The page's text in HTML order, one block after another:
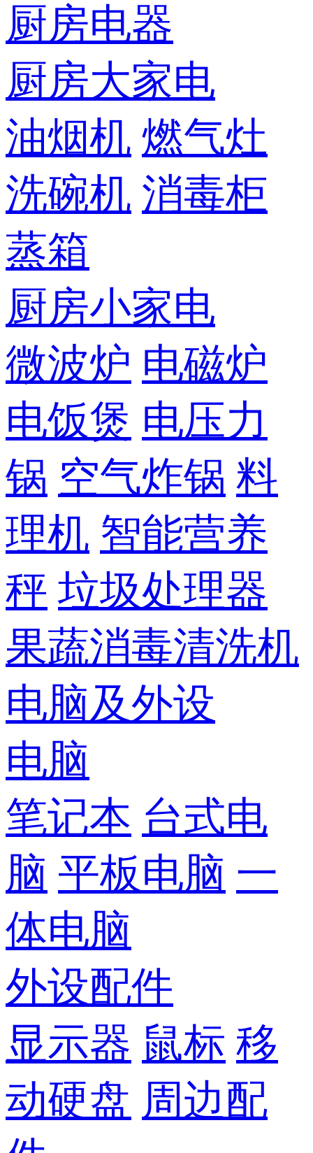
厨房电器
厨房大家电
油烟机 燃气灶
洗碗机 消毒柜
蒸箱
厨房小家电
微波炉 电磁炉
电饭煲 电压力
锅 空气炸锅 料
理机 智能营养
秤 垃圾处理器
果蔬消毒清洗机
电脑及外设
电脑
笔记本 台式电
脑 平板电脑 一
体电脑
外设配件
显示器 鼠标 移
动硬盘 周边配